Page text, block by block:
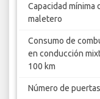
Capacidad mínima
maletero
Consumo de
en conducción
100 km
Número de puertas